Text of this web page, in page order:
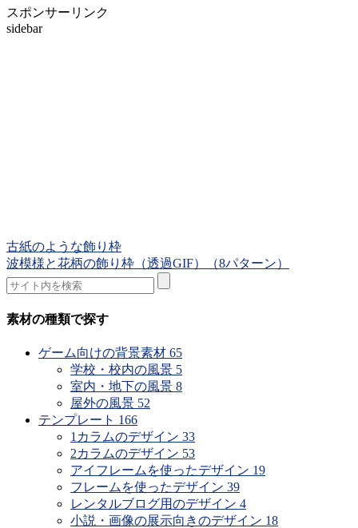
スポンサーリンク
sidebar
古紙のような飾り枠
波模様と花柄の飾り枠（透過GIF）（8パターン）
素材の種類で探す
ゲーム向けの背景素材 65
学校・校内の風景 5
室内・地下の風景 8
屋外の風景 52
テンプレート 166
1カラムのデザイン 33
2カラムのデザイン 53
アイフレームを使ったデザイン 19
フレームを使ったデザイン 39
レンタルブログ用のデザイン 4
小説・画像の展示向きのデザイン 18